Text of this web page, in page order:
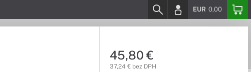
EUR 0,00
45,80 €
37,24 € bez DPH